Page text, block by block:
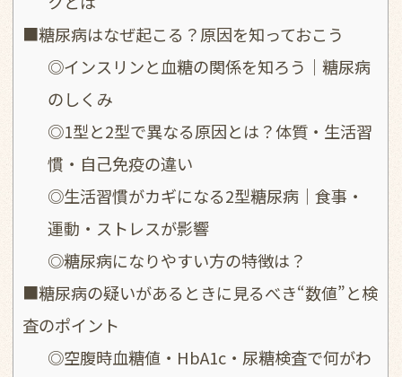
■糖尿病はなぜ起こる？原因を知っておこう
◎インスリンと血糖の関係を知ろう｜糖尿病
のしくみ
◎1型と2型で異なる原因とは？体質・生活習
慣・自己免疫の違い
◎生活習慣がカギになる2型糖尿病｜食事・
運動・ストレスが影響
◎糖尿病になりやすい方の特徴は？
■糖尿病の疑いがあるときに見るべき“数値”と検
査のポイント
◎空腹時血糖値・HbA1c・尿糖検査で何がわ